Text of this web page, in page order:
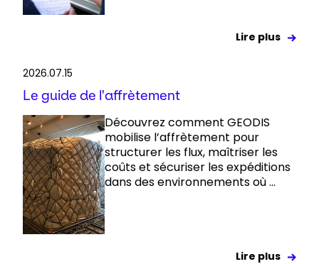
Lire plus
2026.07.15
Le guide de l'affrètement
Découvrez comment GEODIS
mobilise l’affrètement pour
structurer les flux, maîtriser les
coûts et sécuriser les expéditions
dans des environnements où ...
Lire plus